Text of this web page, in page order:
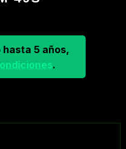
hasta 5 años,
.